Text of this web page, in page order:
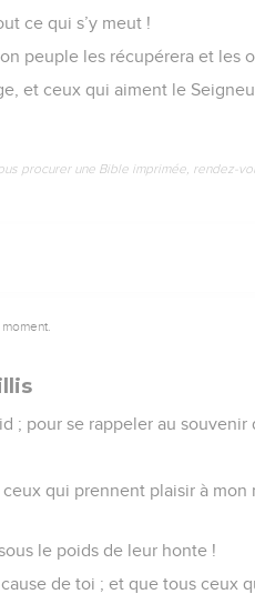
ce qui s’y meut !
peuple les récupérera et les
et ceux qui aiment le
procurer une Bible imprimée, rendez-
; pour se rappeler au souvenir
qui prennent plaisir à mon
le poids de leur honte !
de toi ; et que tous ceux